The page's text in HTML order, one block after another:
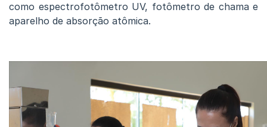
como espectrofotômetro UV, fotômetro de chama e
aparelho de absorção atômica.